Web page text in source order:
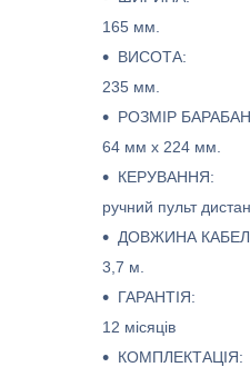
165 мм.
ВИСОТА:
235 мм.
РОЗМІР
64 мм x 224 мм.
КЕРУВАННЯ:
ручний пульт
ДОВЖИНА
3,7 м.
ГАРАНТІЯ:
12 місяців
КОМПЛЕКТАЦІЯ: